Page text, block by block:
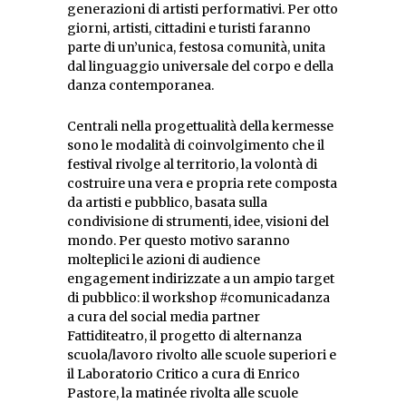
generazioni di artisti performativi. Per otto
giorni, artisti, cittadini e turisti faranno
parte di un’unica, festosa comunità, unita
dal linguaggio universale del corpo e della
danza contemporanea.
Centrali nella progettualità della kermesse
sono le modalità di coinvolgimento che il
festival rivolge al territorio, la volontà di
costruire una vera e propria rete composta
da artisti e pubblico, basata sulla
condivisione di strumenti, idee, visioni del
mondo. Per questo motivo saranno
molteplici le azioni di audience
engagement indirizzate a un ampio target
di pubblico: il workshop #comunicadanza
a cura del social media partner
Fattiditeatro, il progetto di alternanza
scuola/lavoro rivolto alle scuole superiori e
il Laboratorio Critico a cura di Enrico
Pastore, la matinée rivolta alle scuole